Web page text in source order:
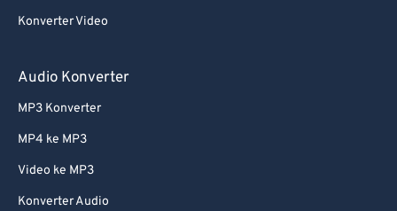
Konverter Video
Audio Konverter
MP3 Konverter
MP4 ke MP3
Video ke MP3
Konverter Audio